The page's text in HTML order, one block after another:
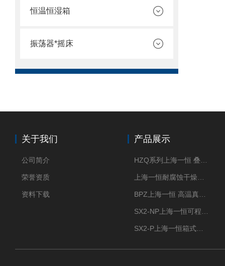
恒温恒湿箱
振荡器*摇床
关于我们
公司简介
荣誉资质
资料下载
产品展示